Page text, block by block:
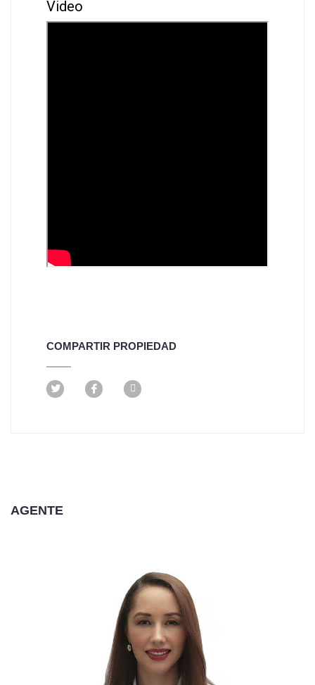
Video
COMPARTIR PROPIEDAD
AGENTE